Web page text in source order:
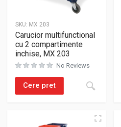
SKU: MX 203
Carucior multifunctional
cu 2 compartimente
inchise, MX 203
No Reviews
Cere pret